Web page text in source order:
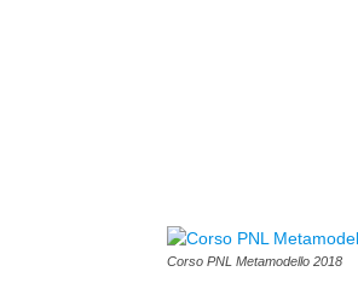
Corso PNL Metamodello 2018